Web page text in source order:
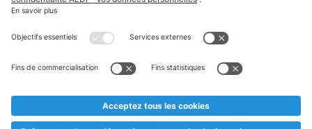
Textes marqués d'un astérisque et mentions légales
* Nous vendons ces articles temporairement et jusqu'à
au cas où, malgré le planning bien étudié, nous serions
prématurément en rupture de stock. Prix Recupel et TVA incl.
** Sur ce site, l’utilisation de la forme masculine a été adoptée